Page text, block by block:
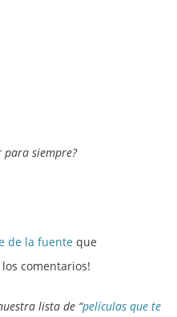
para siempre?
de la fuente que
comentarios!
lista de “películas que te